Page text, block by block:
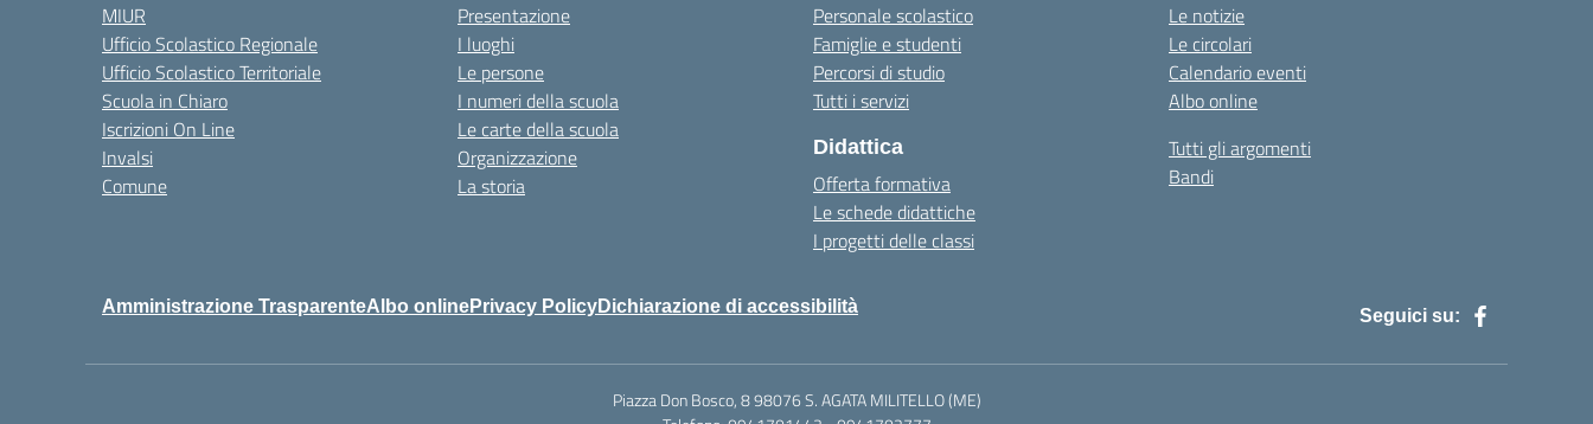
MIUR
Ufficio Scolastico Regionale
Ufficio Scolastico Territoriale
Scuola in Chiaro
Iscrizioni On Line
Invalsi
Comune
Presentazione
I luoghi
Le persone
I numeri della scuola
Le carte della scuola
Organizzazione
La storia
Personale scolastico
Famiglie e studenti
Percorsi di studio
Tutti i servizi
Didattica
Offerta formativa
Le schede didattiche
I progetti delle classi
Le notizie
Le circolari
Calendario eventi
Albo online
Tutti gli argomenti
Bandi
Amministrazione TrasparenteAlbo onlinePrivacy PolicyDichiarazione di accessibilità Seguici su:
Piazza Don Bosco, 8 98076 S. AGATA MILITELLO (ME)